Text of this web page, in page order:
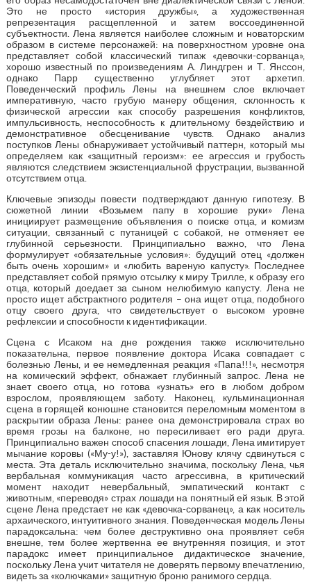
Это не просто «история дружбы», а художественная
репрезентация расщепленной и затем воссоединенной
субъектности. Лена является наиболее сложным и новаторским
образом в системе персонажей: на поверхностном уровне она
представляет собой классический типаж «девочки-сорванца»,
хорошо известный по произведениям А. Линдгрен и Т. Янссон,
однако Парр существенно углубляет этот архетип.
Поведенческий профиль Лены на внешнем слое включает
императивную, часто грубую манеру общения, склонность к
физической агрессии как способу разрешения конфликтов,
импульсивность, неспособность к длительному бездействию и
демонстративное обесценивание чувств. Однако анализ
поступков Лены обнаруживает устойчивый паттерн, который мы
определяем как «защитный героизм»: ее агрессия и грубость
являются следствием экзистенциальной фрустрации, вызванной
отсутствием отца.
Ключевые эпизоды повести подтверждают данную гипотезу. В
сюжетной линии «Возьмем папу в хорошие руки» Лена
инициирует размещение объявления о поиске отца, и комизм
ситуации, связанный с путаницей с собакой, не отменяет ее
глубинной серьезности. Принципиально важно, что Лена
формулирует «обязательные условия»: будущий отец «должен
быть очень хорошим» и «любить вареную капусту». Последнее
представляет собой прямую отсылку к миру Трилле, к образу его
отца, который доедает за сыном нелюбимую капусту. Лена не
просто ищет абстрактного родителя – она ищет отца, подобного
отцу своего друга, что свидетельствует о высоком уровне
рефлексии и способности к идентификации.
Сцена с Исаком на дне рождения также исключительно
показательна, первое появление доктора Исака совпадает с
болезнью Лены, и ее немедленная реакция «Папа!!!», несмотря
на комический эффект, обнажает глубинный запрос. Лена не
знает своего отца, но готова «узнать» его в любом добром
взрослом, проявляющем заботу. Наконец, кульминационная
сцена в горящей конюшне становится переломным моментом в
раскрытии образа Лены: ранее она демонстрировала страх во
время грозы на балконе, но пересиливает его ради друга.
Принципиально важен способ спасения лошади, Лена имитирует
мычание коровы («Му-у!»), заставляя Юнову клячу сдвинуться с
места. Эта деталь исключительно значима, поскольку Лена, чья
вербальная коммуникация часто агрессивна, в критический
момент находит невербальный, эмпатический контакт с
животным, «переводя» страх лошади на понятный ей язык. В этой
сцене Лена предстает не как «девочка-сорванец», а как носитель
архаического, интуитивного знания. Поведенческая модель Лены
парадоксальна: чем более деструктивно она проявляет себя
внешне, тем более жертвенна ее внутренняя позиция, и этот
парадокс имеет принципиальное дидактическое значение,
поскольку Лена учит читателя не доверять первому впечатлению,
видеть за «колючками» защитную броню ранимого сердца.